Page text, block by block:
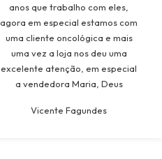
anos que trabalho com eles,
agora em especial estamos com
uma cliente oncológica e mais
uma vez a loja nos deu uma
excelente atenção, em especial
a vendedora Maria, Deus
Vicente Fagundes